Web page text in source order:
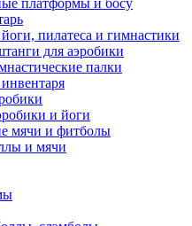
платформы и босу
пилатеса и гимнастики
для аэробики
палки
и йоги
мячи и фитболы
и мячи